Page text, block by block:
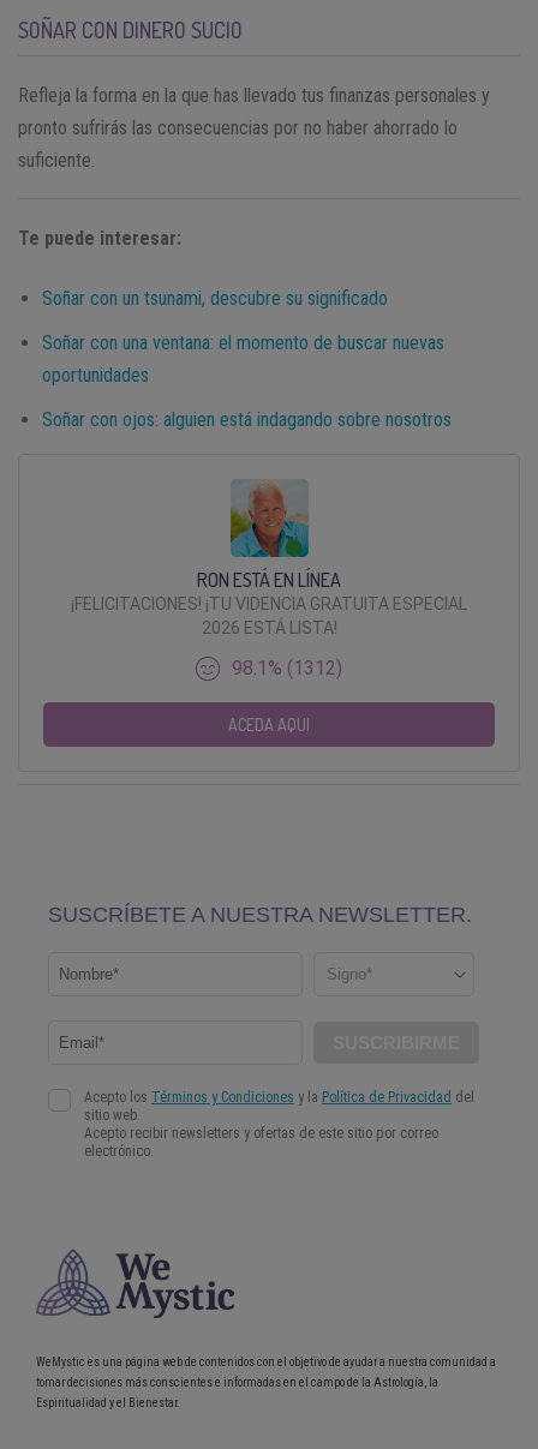
SOÑAR CON DINERO SUCIO
Refleja la forma en la que has llevado tus finanzas personales y
pronto sufrirás las consecuencias por no haber ahorrado lo
suficiente.
Te puede interesar:
Soñar con un tsunami, descubre su significado
Soñar con una ventana: el momento de buscar nuevas
oportunidades
Soñar con ojos: alguien está indagando sobre nosotros
RON ESTÁ EN LÍNEA
¡FELICITACIONES! ¡TU VIDENCIA GRATUITA ESPECIAL
2026 ESTÁ LISTA!
98.1% (1312)
ACEDA AQUI
WeMystic es una página web de contenidos con el objetivo de ayudar a nuestra comunidad a
tomar decisiones más conscientes e informadas en el campo de la Astrología, la
Espiritualidad y el Bienestar.